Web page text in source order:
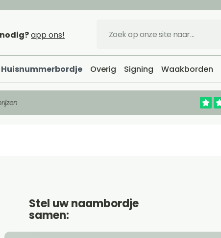
app ons!
Huisnummerbordje Overig Signing Waakborden
Stel uw naambordje
samen: